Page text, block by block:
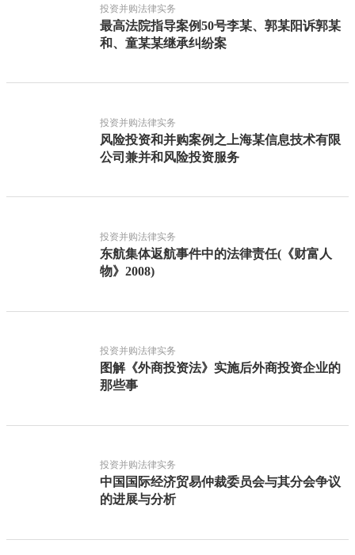
投资并购法律实务
最高法院指导案例50号李某、郭某阳诉郭某
和、童某某继承纠纷案
投资并购法律实务
风险投资和并购案例之上海某信息技术有限
公司兼并和风险投资服务
投资并购法律实务
东航集体返航事件中的法律责任(《财富人
物》2008)
投资并购法律实务
图解《外商投资法》实施后外商投资企业的
那些事
投资并购法律实务
中国国际经济贸易仲裁委员会与其分会争议
的进展与分析